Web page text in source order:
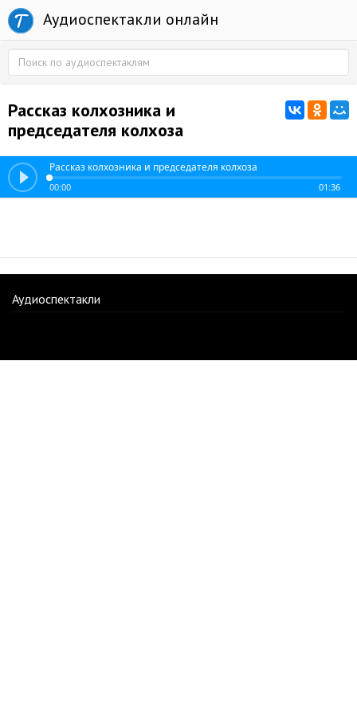
Аудиоспектакли онлайн
Рассказ колхозника и
председателя колхоза
Рассказ колхозника и председателя колхоза
00:00 01:36
Аудиоспектакли